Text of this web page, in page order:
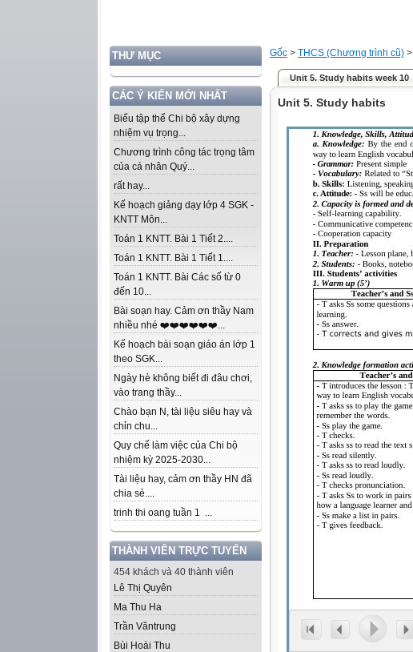
THƯ MỤC
CÁC Ý KIẾN MỚI NHẤT
Biểu tập thể Chi bộ xây dựng
nhiệm vụ trọng...
Chương trình công tác trọng tâm
của cá nhân Quý...
rất hay...
Kế hoạch giảng dạy lớp 4 SGK -
KNTT Môn...
Toán 1 KNTT. Bài 1 Tiết 2....
Toán 1 KNTT. Bài 1 Tiết 1....
Toán 1 KNTT. Bài Các số từ 0
đến 10...
Bài soạn hay. Cảm ơn thầy Nam
nhiều nhé ❤️❤️❤️❤️❤️❤️...
Kế hoạch bài soạn giáo án lớp 1
theo SGK...
Ngày hè không biết đi đâu chơi,
vào trang thầy...
Chào bạn N, tài liệu siêu hay và
chỉn chu...
Quy chế làm việc của Chi bộ
nhiệm kỳ 2025-2030...
Tài liệu hay, cảm ơn thầy HN đã
chia sẻ....
trinh thi oang tuần 1 ...
THÀNH VIÊN TRỰC TUYẾN
454 khách và 40 thành viên
Lê Thị Quyên
Ma Thu Ha
Trần Văntrung
Bùi Hoài Thu
Gốc > THCS (Chương trình cũ) >
Unit 5. Study habits week 10
Unit 5. Study habits